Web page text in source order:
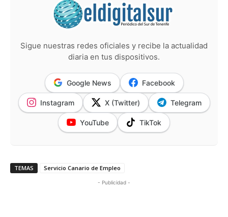
Sigue nuestras redes oficiales y recibe la actualidad
diaria en tus dispositivos.
Google News Facebook
Instagram X (Twitter) Telegram
YouTube TikTok
TEMAS Servicio Canario de Empleo
- Publicidad -